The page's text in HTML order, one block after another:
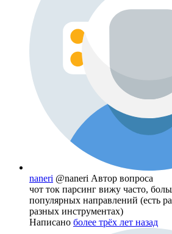
naneri @naneri Автор вопроса
чот ток парсинг вижу часто,
популярных направлений (есть
разных инструментах)
Написано более трёх лет назад